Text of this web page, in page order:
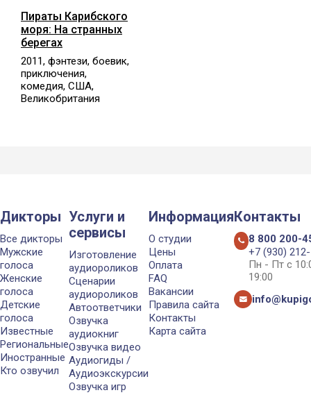
Пираты Карибского
моря: На странных
берегах
2011, фэнтези, боевик,
приключения,
комедия, США,
Великобритания
Дикторы
Все дикторы
Мужские
голоса
Женские
голоса
Детские
голоса
Известные
Региональные
Иностранные
Кто озвучил
Услуги и
сервисы
Изготовление
аудиороликов
Сценарии
аудиороликов
Автоответчики
Озвучка
аудиокниг
Озвучка видео
Аудиогиды /
Аудиоэкскурсии
Озвучка игр
Информация
О студии
Цены
Оплата
FAQ
Вакансии
Правила сайта
Контакты
Карта сайта
Контакты
8 800 200-
+7 (930)
Пн - Пт с
19:00